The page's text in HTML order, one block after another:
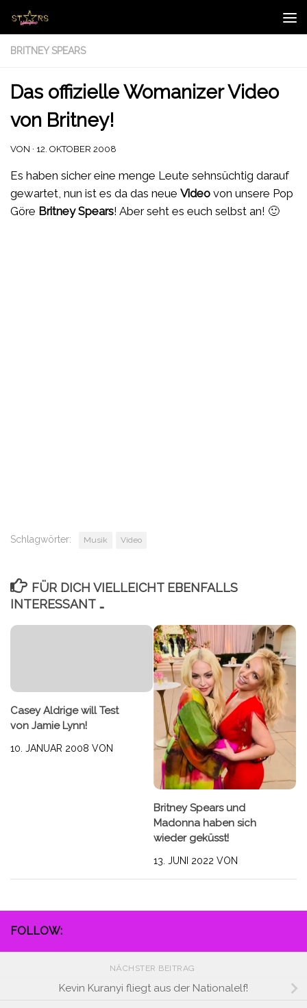
Zum Inhalt springen
BRITNEY SPEARS
Das offizielle Womanizer Video
von Britney!
VON · 12. OKTOBER 2008
Es haben sicher eine menge Leute sehnsüchtig darauf
gewartet, nun ist es da das neue Video von unsere Pop
Göre Britney Spears! Aber seht es euch selbst an! 🙂
Schlagwörter: Musik Video
FÜR DICH VIELLEICHT EBENFALLS
INTERESSANT …
Casey Aldrige will Test
von Jamie Lynn!
10. JANUAR 2008 VON
Britney Spears und
Madonna haben sich
wieder geküsst!
13. JUNI 2022 VON
FOLLOW:
NÄCHSTER BEITRAG
Kevin Kuranyi fliegt aus der Nationalelf!